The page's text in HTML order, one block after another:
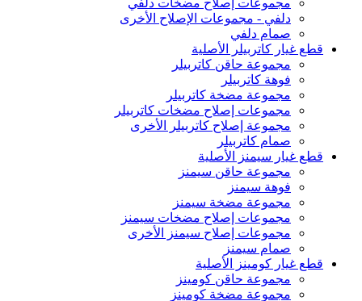
دلفي - مجموعات الإصلاح الأخرى
صمام دلفي
قطع غيار كاتربيلر الأصلية
مجموعة حاقن كاتربيلر
فوهة كاتربيلر
مجموعة مضخة كاتربيلر
مجموعات إصلاح مضخات كاتربيلر
مجموعة إصلاح كاتربيلر الأخرى
صمام كاتربيلر
قطع غيار سيمنز الأصلية
مجموعة حاقن سيمنز
فوهة سيمنز
مجموعة مضخة سيمنز
مجموعات إصلاح مضخات سيمنز
مجموعات إصلاح سيمنز الأخرى
صمام سيمنز
قطع غيار كومينز الأصلية
مجموعة حاقن كومينز
مجموعة مضخة كومينز